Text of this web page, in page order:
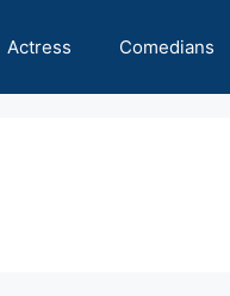
Actress Comedians